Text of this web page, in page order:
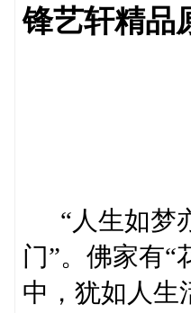
锋艺轩精
“人生如梦
门”。佛家有“
中，犹如人生